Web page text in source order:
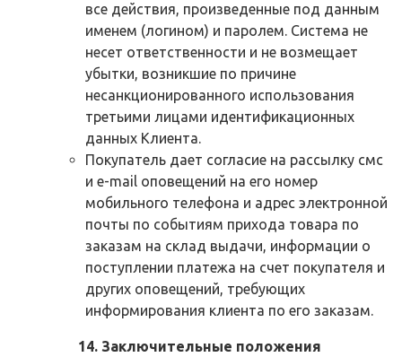
все действия, произведенные под данным
именем (логином) и паролем. Система не
несет ответственности и не возмещает
убытки, возникшие по причине
несанкционированного использования
третьими лицами идентификационных
данных Клиента.
Покупатель дает согласие на рассылку смс
и e-mail оповещений на его номер
мобильного телефона и адрес электронной
почты по событиям прихода товара по
заказам на склад выдачи, информации о
поступлении платежа на счет покупателя и
других оповещений, требующих
информирования клиента по его заказам.
14. Заключительные положения